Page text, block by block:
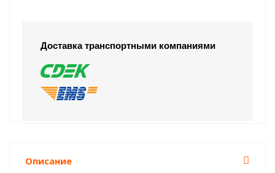
Доставка транспортными компаниями
Описание